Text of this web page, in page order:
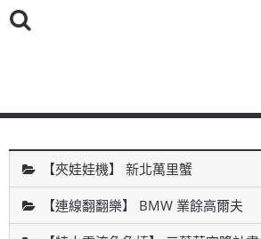
【夾娃娃機】 新北萬里蟹
【連線翻翻樂】 BMW 業餘高爾夫